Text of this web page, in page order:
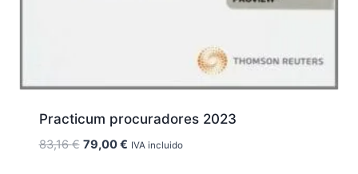
Practicum procuradores 2023
83,16€ El
79,00€ElIVA incluido